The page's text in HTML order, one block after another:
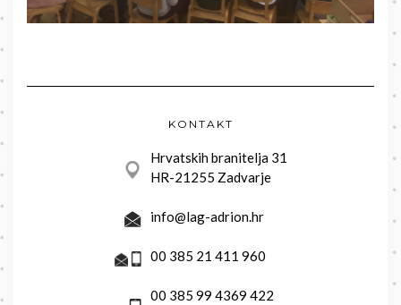
KONTAKT
Hrvatskih branitelja 31
HR-21255 Zadvarje
info@lag-adrion.hr
00 385 21 411 960
00 385 99 4369 422